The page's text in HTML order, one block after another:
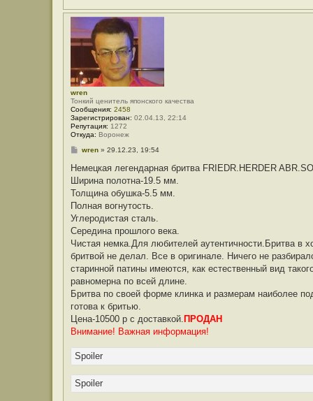
wren
Тонкий ценитель японского качества
Сообщения: 2458
Зарегистрирован: 02.04.13, 22:14
Репутация: 1272
Откуда: Воронеж
С
о
щ
е
и
е
wren» 29.12.23, 19:54
Немецкая легендарная бритва FRIEDR.HERDER
Ширина полотна-19.5 мм.
Толщина обушка-5.5 мм.
Полная вогнутость.
Углеродистая сталь.
Середина прошлого века.
Чистая немка.Для любителей аутентичности.Бритва в
бритвой не делал. Все в оригинале. Ничего не
старинной патины имеются, как естественный вид
равномерна по всей длине.
Бритва по своей форме клинка и размерам наиболее
готова к бритью.
Цена-10500 р с доставкой. ПРОДАН
Внимание! Важная информация!
Spoiler
Spoiler